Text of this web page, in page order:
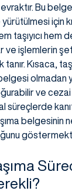
Bu belge,
için
taşıyıcı hem
ve işlemlerin
tanır. Kısaca,
olmadan
ve cezai
süreçlerde
belgesinin